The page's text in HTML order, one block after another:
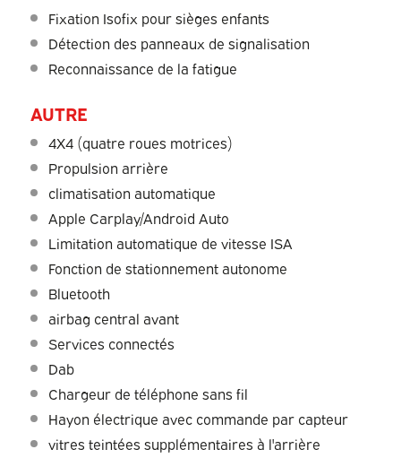
Fixation Isofix pour sièges enfants
Détection des panneaux de signalisation
Reconnaissance de la fatigue
AUTRE
4X4 (quatre roues motrices)
Propulsion arrière
climatisation automatique
Apple Carplay/Android Auto
Limitation automatique de vitesse ISA
Fonction de stationnement autonome
Bluetooth
airbag central avant
Services connectés
Dab
Chargeur de téléphone sans fil
Hayon électrique avec commande par capteur
vitres teintées supplémentaires à l'arrière